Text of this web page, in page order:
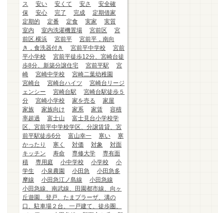
ス
安い 安くて 安さ
安全確
保
安心 完了 完成
定期借家
定期的
定番 定食 実家
実質
室内
室内洗濯機置場 宮前区
宮
前区.横浜
宮前平
宮前平，南向
き，食洗器付き
宮前平中学校
宮前
平小学校
宮前平徒歩12分、宮崎台徒
歩8分、新築分譲住宅
宮前平駅
宮
崎
宮崎中学校
宮崎二葉幼稚園
宮崎台
宮崎台ハイツ
宮崎台リージ
ェンシー
宮崎台駅
宮崎台駅徒歩５
分
宮崎小学校 家を売る
家屋
家族
家族向け 家系 家賃
容積
率超過
富士山
富士見台小学校学
区、宮前平中学校学区、分譲賃貸、宮
前平駅徒歩6分
富山幸一 寒い
寒
かったり
寒く 対価 対象
対面
キッチン
寿命 専修大学
専有面
積
専用庭 小中学校 小学校
小
学生
小泉農園 小田急
小田急多
摩線
小田急江ノ島線
小田急線
小田急線、南武線、田園都市線、向ヶ
丘遊園、登戸、たまプラーザ、溝の
口、駐車場２台、一戸建て、徒歩圏、